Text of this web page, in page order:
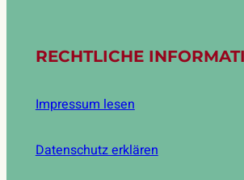
RECHTLICHE
Impressum lesen
Datenschutz erklären